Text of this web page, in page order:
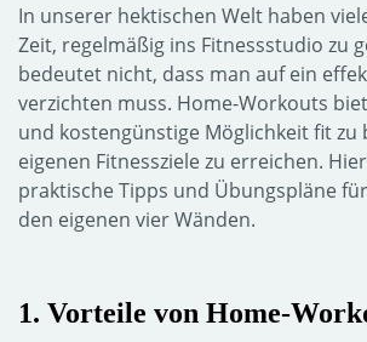
In unserer hektischen Welt haben
Zeit, regelmäßig ins Fitnessstudio zu
bedeutet nicht, dass man auf ein
verzichten muss. Home-Workouts
und kostengünstige Möglichkeit fit zu
eigenen Fitnessziele zu erreichen.
praktische Tipps und Übungspläne
den eigenen vier Wänden.
1. Vorteile von Home-